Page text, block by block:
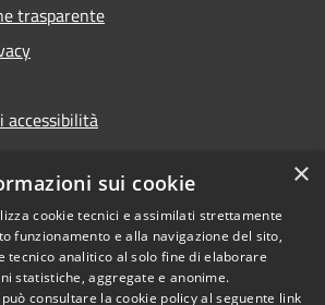
trasparente
accessibilità
Copyright © 2026 • Comune di
Santa Teresa Gallura •
Powered byMunicipium
×
sui cookie
cookie tecnici e assimilati strettamente
funzionamento e alla navigazione del sito,
tecnico analitico al solo fine di elaborare
statistiche, aggregate e anonime.
consultare la cookie policy al seguente link